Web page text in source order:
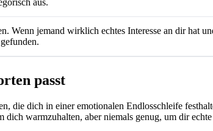
Wenn jemand wirklich echtes Interesse an dir hat
passt
die dich in einer emotionalen Endlosschleife
warmzuhalten, aber niemals genug, um dir echte